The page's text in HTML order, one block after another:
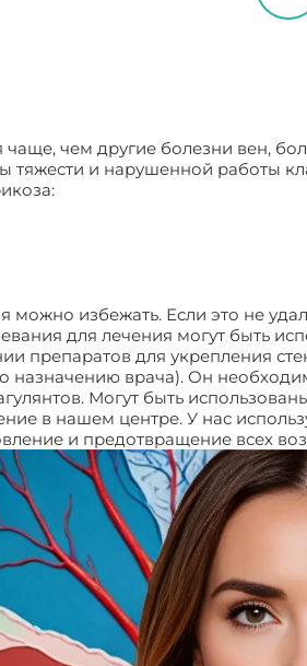
чем другие болезни вен,
и нарушенной работы
можно избежать. Если это не
для лечения могут быть
препаратов для укрепления
врача). Он
Могут быть
в нашем центре. У нас
и предотвращение всех